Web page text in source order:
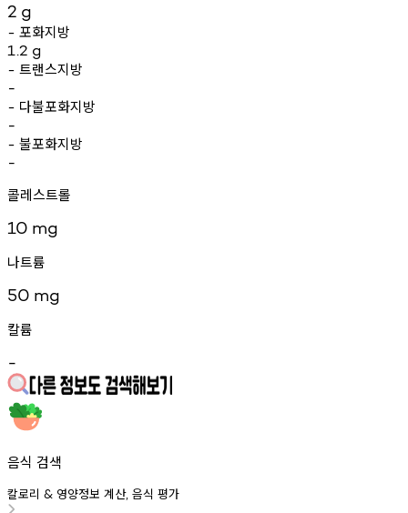
2 g
- 포화지방
1.2 g
- 트랜스지방
-
- 다불포화지방
-
- 불포화지방
-
콜레스트롤
10 mg
나트륨
50 mg
칼륨
-
음식 검색
칼로리 & 영양정보 계산, 음식 평가